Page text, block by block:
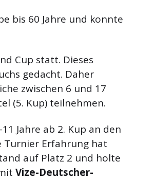
bis 60 Jahre und konnte
Cup statt. Dieses
gedacht. Daher
zwischen 6 und 17
(5. Kup) teilnehmen.
Jahre ab 2. Kup an den
Turnier Erfahrung hat
auf Platz 2 und holte
Vize-Deutscher-